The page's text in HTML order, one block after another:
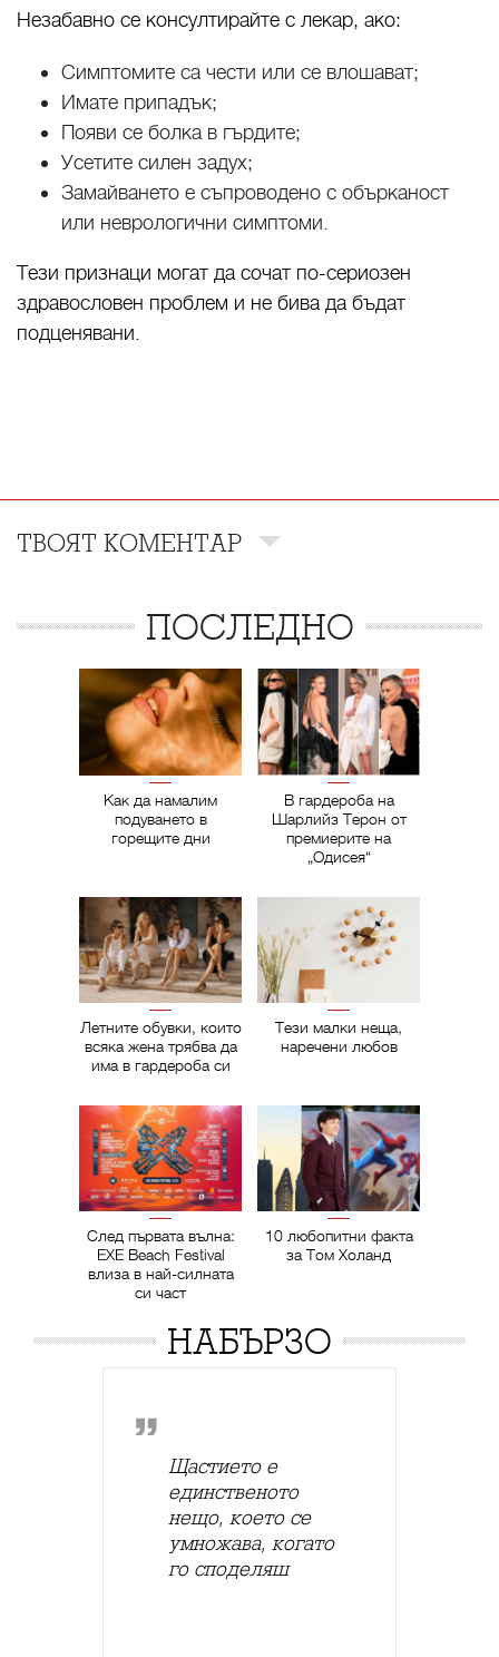
Незабавно се консултирайте с лекар, ако:
Симптомите са чести или се влошават;
Имате припадък;
Появи се болка в гърдите;
Усетите силен задух;
Замайването е съпроводено с обърканост
или неврологични симптоми.
Тези признаци могат да сочат по-сериозен
здравословен проблем и не бива да бъдат
подценявани.
ТВОЯТ КОМЕНТАР
ПОСЛЕДНО
Как да намалим
подуването в
горещите дни
В гардероба на
Шарлийз Терон от
премиерите на
„Одисея“
Летните обувки, които
всяка жена трябва да
има в гардероба си
Тези малки неща,
наречени любов
След първата вълна:
EXE Beach Festival
влиза в най-силната
си част
10 любопитни факта
за Том Холанд
НАБЪРЗО
Щастието е
единственото
нещо, което се
умножава, когато
го споделяш